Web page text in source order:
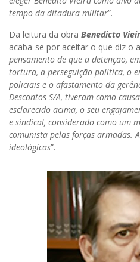
tempo da ditadura militar”.
Da leitura da obra Benedicto
acaba-se por aceitar o que diz o
pensamento de que a detenção,
tortura, a perseguição política, o
policiais e o afastamento da
Descontos S/A, tiveram como
esclarecido acima, o seu
e sindical, considerado como um
comunista pelas forças armadas.
ideológicas”.